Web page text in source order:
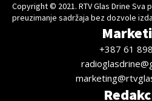
Copyright © 2021. RTV Glas Drine Sva
preuzimanje sadržaja bez dozvole
+387 61